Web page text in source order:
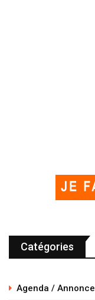
Catégories
Agenda / Annonce